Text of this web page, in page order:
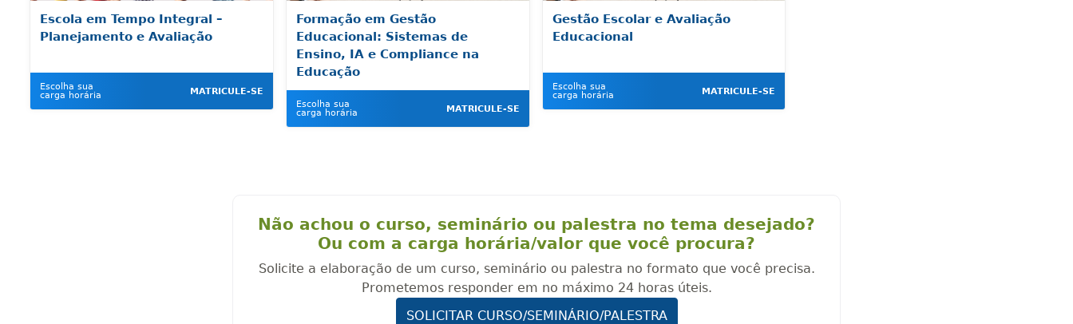
Escola em Tempo Integral –
Planejamento e Avaliação
Escolha sua
carga horária
MATRICULE-SE
Formação em Gestão
Educacional: Sistemas de
Ensino, IA e Compliance na
Educação
Escolha sua
carga horária
MATRICULE-SE
Gestão Escolar e Avaliação
Educacional
Escolha sua
carga horária
MATRICULE-SE
Não achou o curso, seminário ou palestra no tema desejado?
Ou com a carga horária/valor que você procura?
Solicite a elaboração de um curso, seminário ou palestra no formato que você precisa.
Prometemos responder em no máximo 24 horas úteis.
SOLICITAR CURSO/SEMINÁRIO/PALESTRA